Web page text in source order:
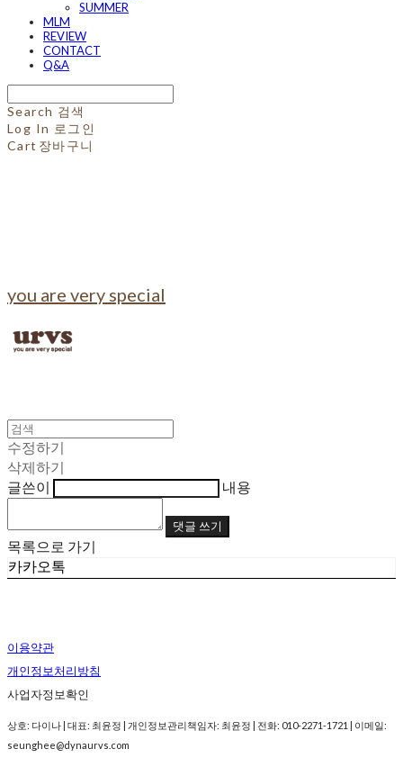
SUMMER
MLM
REVIEW
CONTACT
Q&A
Search 검색
Log In 로그인
Cart 장바구니
you are very special
수정하기
삭제하기
글쓴이
내용
댓글 쓰기
목록으로 가기
카카오톡
이용약관
개인정보처리방침
사업자정보확인
상호: 다이나 | 대표: 최윤정 | 개인정보관리책임자: 최윤정 | 전화: 010-2271-1721 | 이메일:
seunghee@dynaurvs.com